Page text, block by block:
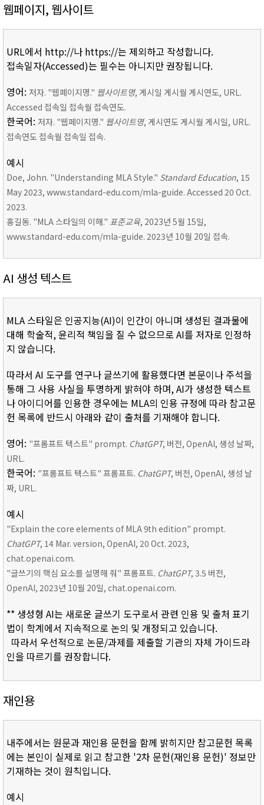
웹페이지, 웹사이트
URL에서 http://나 https://는 제외하고 작성합니다.
접속일자(Accessed)는 필수는 아니지만 권장됩니다.
영어: 저자. "웹페이지명." 웹사이트명, 게시일 게시월 게시연도, URL.
Accessed 접속일 접속월 접속연도.
한국어: 저자. "웹페이지명." 웹사이트명, 게시연도 게시월 게시일, URL.
접속연도 접속월 접속일 접속.
예시
Doe, John. "Understanding MLA Style." Standard Education, 15
May 2023, www.standard-edu.com/mla-guide. Accessed 20 Oct.
2023.
홍길동. "MLA 스타일의 이해." 표준교육, 2023년 5월 15일,
www.standard-edu.com/mla-guide. 2023년 10월 20일 접속.
AI 생성 텍스트
MLA 스타일은 인공지능(AI)이 인간이 아니며 생성된 결과물에
대해 학술적, 윤리적 책임을 질 수 없으므로 AI를 저자로 인정하
지 않습니다.
따라서 AI 도구를 연구나 글쓰기에 활용했다면 본문이나 주석을
통해 그 사용 사실을 투명하게 밝혀야 하며, AI가 생성한 텍스트
나 아이디어를 인용한 경우에는 MLA의 인용 규정에 따라 참고문
헌 목록에 반드시 아래와 같이 출처를 기재해야 합니다.
영어: "프롬프트 텍스트" prompt. ChatGPT, 버전, OpenAI, 생성 날짜,
URL.
한국어: "프롬프트 텍스트" 프롬프트. ChatGPT, 버전, OpenAI, 생성 날
짜, URL.
예시
"Explain the core elements of MLA 9th edition" prompt.
ChatGPT, 14 Mar. version, OpenAI, 20 Oct. 2023,
chat.openai.com.
"글쓰기의 핵심 요소를 설명해 줘" 프롬프트. ChatGPT, 3.5 버전,
OpenAI, 2023년 10월 20일, chat.openai.com.
** 생성형 AI는 새로운 글쓰기 도구로서 관련 인용 및 출처 표기
법이 학계에서 지속적으로 논의 및 개정되고 있습니다.
따라서 우선적으로 논문/과제를 제출할 기관의 자체 가이드라
인을 따르기를 권장합니다.
재인용
내주에서는 원문과 재인용 문헌을 함께 밝히지만 참고문헌 목록
에는 본인이 실제로 읽고 참고한 '2차 문헌(재인용 문헌)' 정보만
기재하는 것이 원칙입니다.
예시